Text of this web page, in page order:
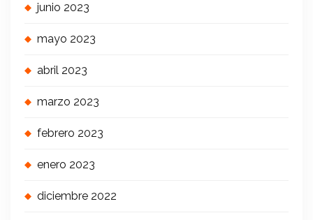
junio 2023
mayo 2023
abril 2023
marzo 2023
febrero 2023
enero 2023
diciembre 2022